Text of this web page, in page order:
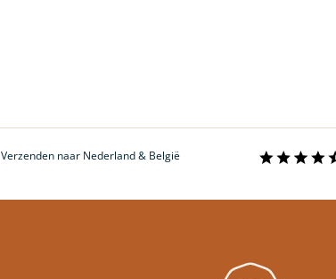
Verzenden naar Nederland & België